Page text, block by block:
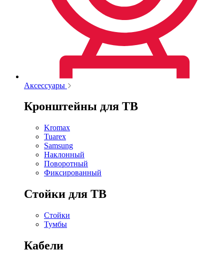
Аксессуары
Кронштейны для ТВ
Kromax
Tuarex
Samsung
Наклонный
Поворотный
Фиксированный
Стойки для ТВ
Стойки
Тумбы
Кабели